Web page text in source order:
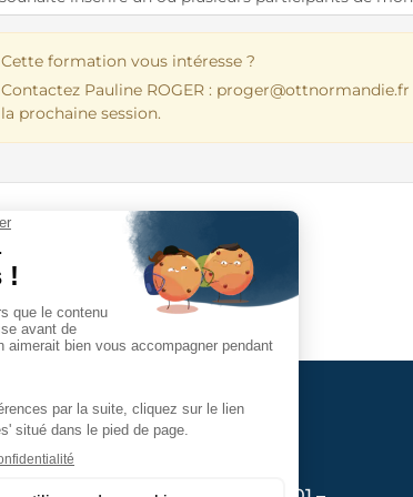
Cette formation vous intéresse ?
Contactez Pauline ROGER : proger@ottnormandie.fr
la prochaine session.